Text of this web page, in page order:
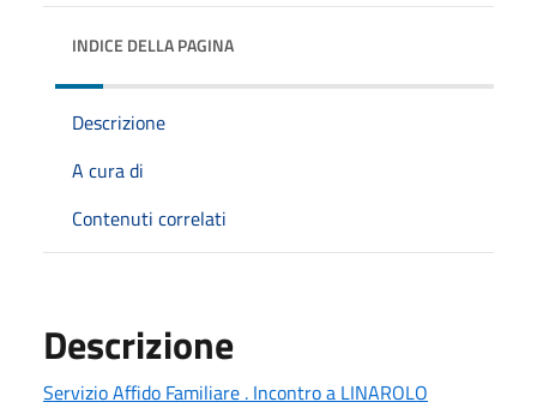
INDICE DELLA PAGINA
Descrizione
A cura di
Contenuti correlati
Descrizione
Servizio Affido Familiare . Incontro a LINAROLO